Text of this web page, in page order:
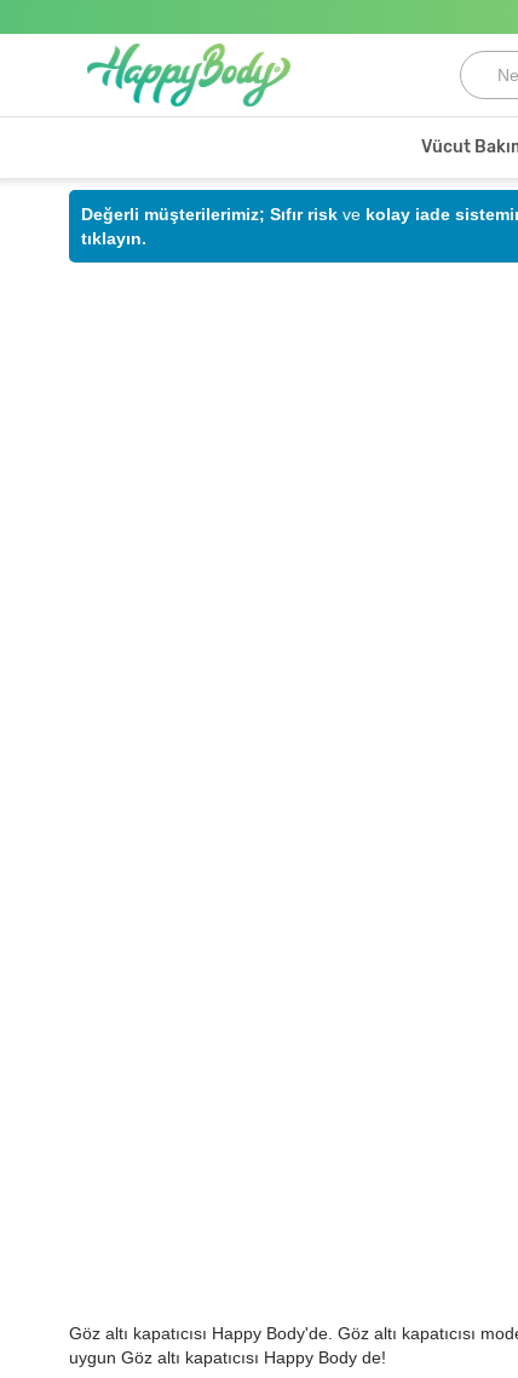
Vücut
Değerli müşterilerimiz; Sıfır risk ve kolay iade
tıklayın.
Göz altı kapatıcısı Happy Body'de. Göz altı kapatıcısı
uygun Göz altı kapatıcısı Happy Body de!